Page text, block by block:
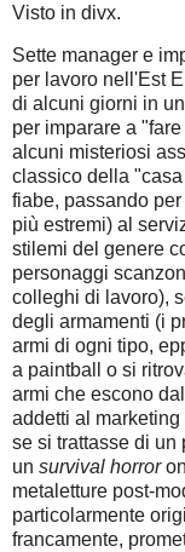
Visto in divx.
Sette manager e
per lavoro nell'Est
di alcuni giorni in
per imparare a
alcuni misteriosi
classico della
fiabe, passando
più estremi) al
stilemi del genere
personaggi
colleghi di lavoro),
degli armamenti (i
armi di ogni tipo,
a paintball o si
armi che escono
addetti al
se si trattasse di un
un survival horror
metaletture post-
particolarmente
francamente,